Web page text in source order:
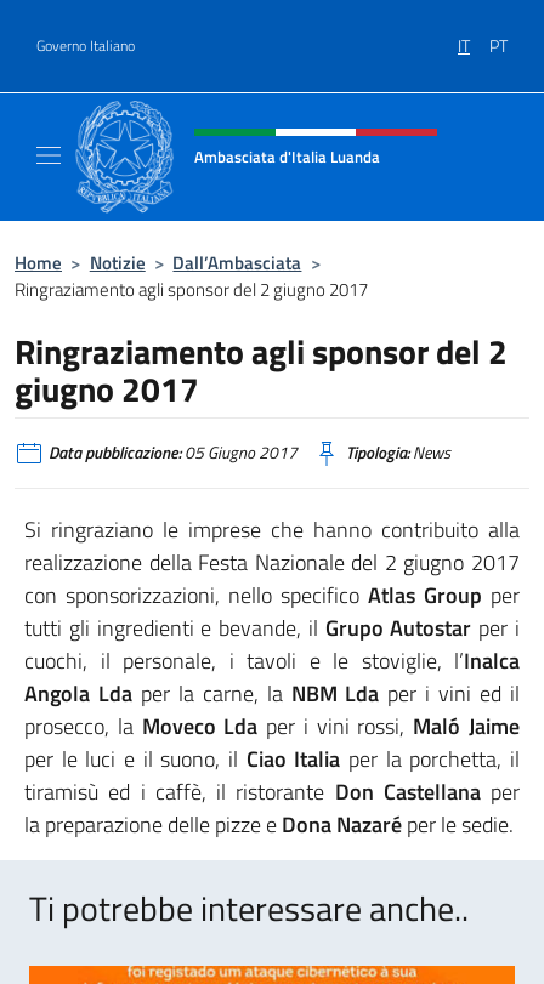
Governo Italiano IT PT
Intestazione sito, social e menù
Ambasciata d'Italia Luanda
Home > Notizie > Dall’Ambasciata >
Ringraziamento agli sponsor del 2 giugno 2017
Ringraziamento agli sponsor del 2
giugno 2017
Data pubblicazione:05 Giugno 2017 Tipologia:News
Si ringraziano le imprese che hanno contribuito alla
realizzazione della Festa Nazionale del 2 giugno 2017
con sponsorizzazioni, nello specifico Atlas Group per
tutti gli ingredienti e bevande, il Grupo Autostar per i
cuochi, il personale, i tavoli e le stoviglie, l’Inalca
Angola Ldaper la carne, la NBM Lda per i vini ed il
prosecco, la Moveco Lda per i vini rossi, Maló Jaime
per le luci e il suono, il Ciao Italia per la porchetta, il
tiramisù ed i caffè, il ristorante Don Castellanaper
la preparazione delle pizze eDona Nazaréper le sedie.
Ti potrebbe interessare anche..